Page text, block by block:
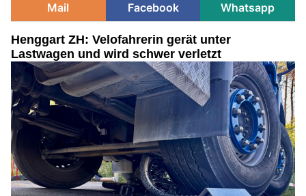
Mail
Facebook Whatsapp
Henggart ZH: Velofahrerin gerät unter
Lastwagen und wird schwer verletzt